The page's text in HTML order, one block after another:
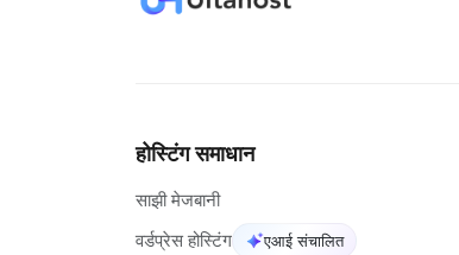
होस्टिंग समाधान
साझी मेजबानी
वर्डप्रेस होस्टिंग
एआई संचालित